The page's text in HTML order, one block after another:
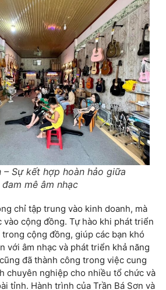
– Sự kết hợp hoàn hảo giữa
mê âm nhạc
chỉ tập trung vào kinh doanh, mà
cộng đồng. Tự hào khi phát triển
cộng đồng, giúp các bạn khó
với âm nhạc và phát triển khả năng
đã thành công trong việc cung
chuyên nghiệp cho nhiều tổ chức và
tỉnh. Hành trình của Trần Bá Sơn và